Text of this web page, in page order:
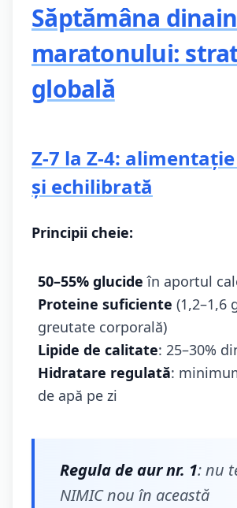
Săptămâna
maratonului:
globală
Z-7 la Z-4:
și echilibrată
Principii cheie:
50–55% glucide în aportul
Proteine suficiente (1,2–1,6
greutate corporală)
Lipide de calitate: 25–30%
Hidratare regulată:
de apă pe zi
Regula de aur nr. 1: nu
NIMIC nou în această